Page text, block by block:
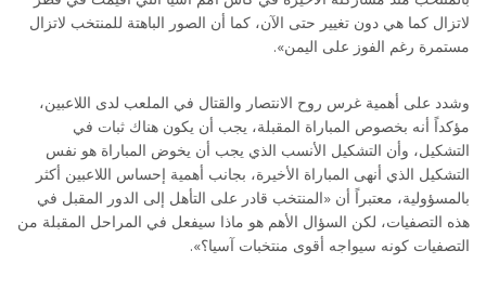
لاتزال كما هي دون تغيير حتى الآن، كما أن الصور الباهتة للمنتخب لاتزال
مستمرة رغم الفوز على اليمن».
وشدد على أهمية غرس روح الانتصار والقتال في الملعب لدى اللاعبين،
مؤكداً أنه بخصوص المباراة المقبلة، يجب أن يكون هناك ثبات في
التشكيل، وأن التشكيل الأنسب الذي يجب أن يخوض المباراة هو نفس
التشكيل الذي أنهى المباراة الأخيرة، بجانب أهمية إحساس اللاعبين أكثر
بالمسؤولية، معتبراً أن «المنتخب قادر على التأهل إلى الدور المقبل في
هذه التصفيات، لكن السؤال الأهم هو ماذا سيفعل في المراحل المقبلة من
التصفيات كونه سيواجه أقوى منتخبات آسيا؟».